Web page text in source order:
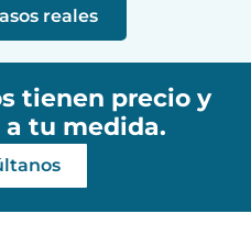
reales
tienen precio y
tu medida.